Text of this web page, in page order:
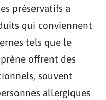
préservatifs a
qui conviennent
tels que le
offrent des
souvent
allergiques